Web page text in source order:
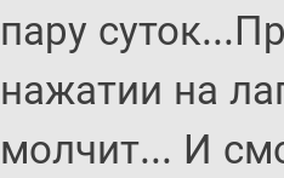
пару
нажатии на
молчит... И